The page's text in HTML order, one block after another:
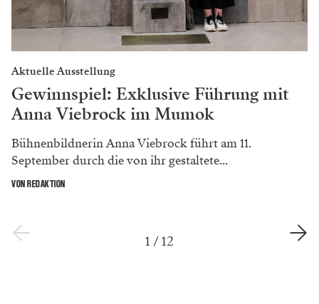
Aktuelle Ausstellung
Gewinnspiel: Exklusive Führung mit
Anna Viebrock im Mumok
Bühnenbildnerin Anna Viebrock führt am 11.
September durch die von ihr gestaltete...
VON REDAKTION
1 /12